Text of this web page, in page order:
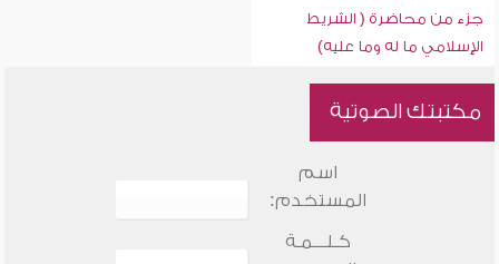
جزء من محاضرة ( الشريط
الإسلامي ما له وما عليه)
مكتبتك الصوتية
اسم
المستخدم:
كـلـــمـة